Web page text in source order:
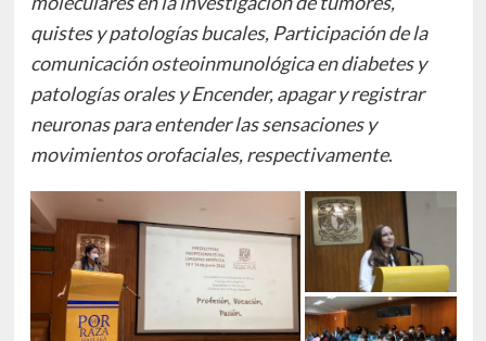
quistes y patologías bucales, Participación de la
comunicación osteoinmunológica en diabetes y
patologías orales y Encender, apagar y registrar
neuronas para entender las sensaciones y
movimientos orofaciales, respectivamente.